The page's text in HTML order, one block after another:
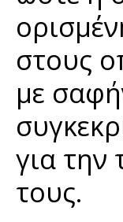
στους
με
για την
τους.